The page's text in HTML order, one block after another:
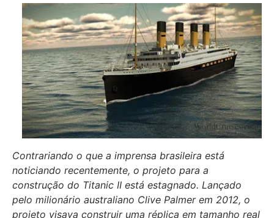
Contrariando o que a imprensa brasileira está
noticiando recentemente, o projeto para a
construção do Titanic II está estagnado. Lançado
pelo milionário australiano Clive Palmer em 2012, o
projeto visava construir uma réplica em tamanho real